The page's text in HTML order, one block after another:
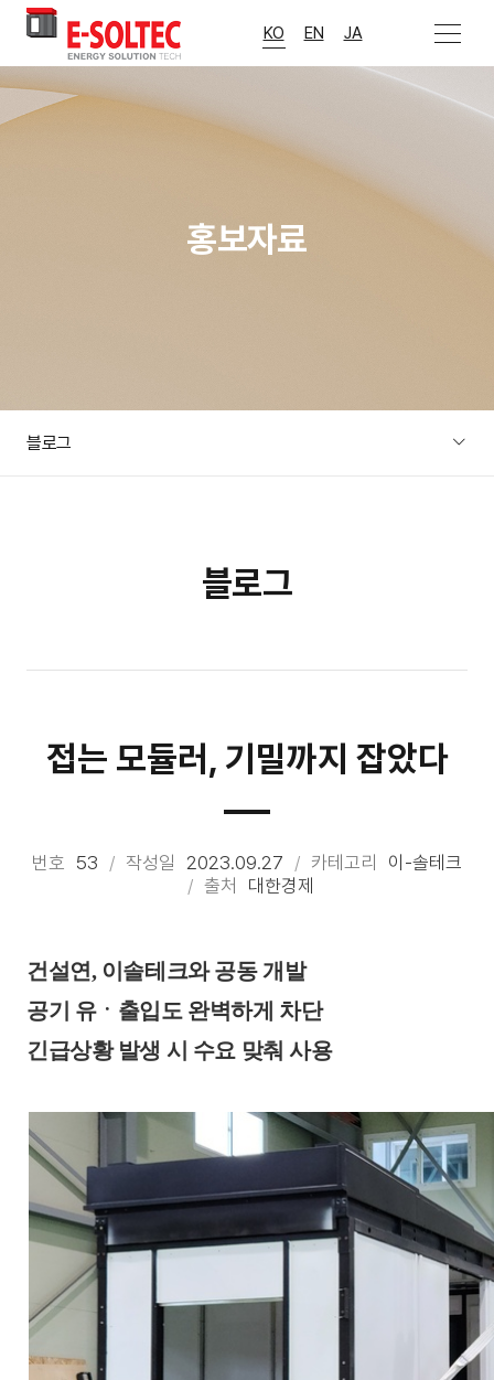
KO EN JA 메뉴 열기
홍보자료
블로그
블로그
접는 모듈러, 기밀까지 잡았다
번호 53 작성일 2023.09.27 카테고리
이-솔테크
출처
대한경제
건설연, 이솔테크와 공동 개발
공기 유ㆍ출입도 완벽하게 차단
긴급상황 발생 시 수요 맞춰 사용